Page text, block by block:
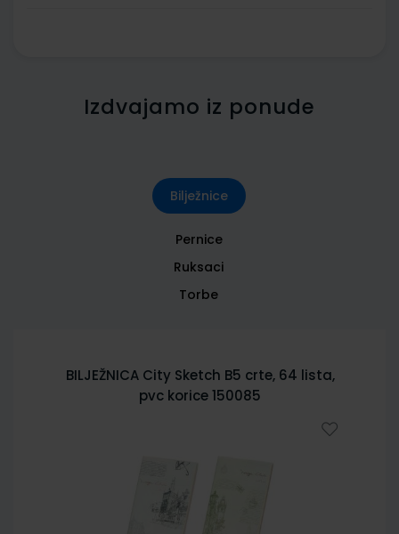
Izdvajamo iz ponude
Bilježnice
Pernice
Ruksaci
Torbe
BILJEŽNICA City Sketch B5 crte, 64 lista,
pvc korice 150085